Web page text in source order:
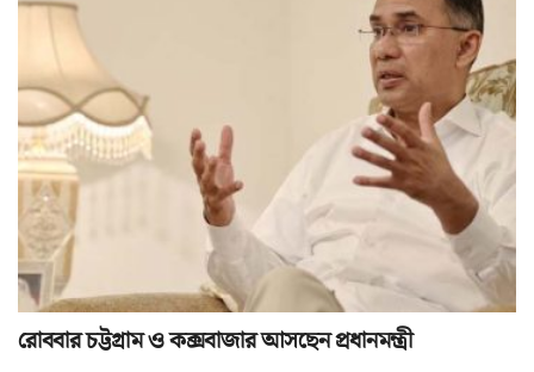
রোববার চট্টগ্রাম ও কক্সবাজার আসছেন প্রধানমন্ত্রী